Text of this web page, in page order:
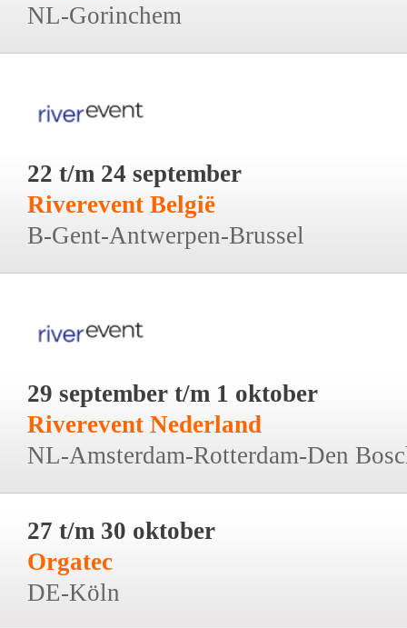
NL-Gorinchem
22 t/m 24 september
Riverevent België
B-Gent-Antwerpen-Brussel
29 september t/m 1 oktober
Riverevent Nederland
NL-Amsterdam-Rotterdam-Den
27 t/m 30 oktober
Orgatec
DE-Köln